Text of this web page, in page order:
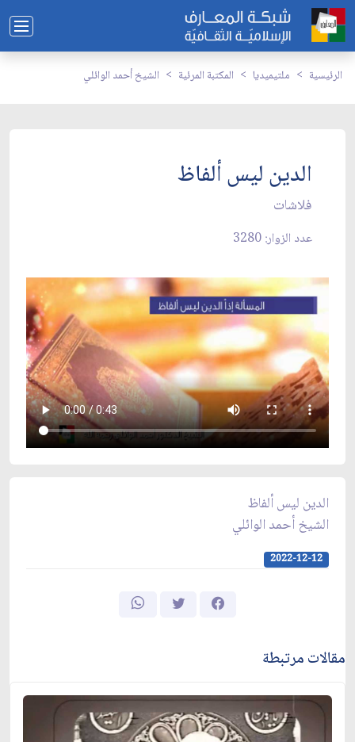
الرئيسية ملتيميديا المكتبة المرئية الشيخ أحمد الوائلي
الدين ليس ألفاظ
فلاشات
عدد الزوار: 3280
الدين ليس ألفاظ
الشيخ أحمد الوائلي
2022-12-12
مقالات مرتبطة